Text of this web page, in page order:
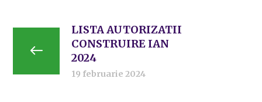
LISTA AUTORIZATII
CONSTRUIRE IAN
2024
19 februarie 2024